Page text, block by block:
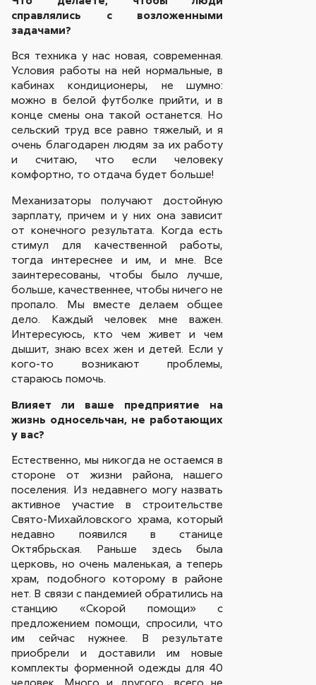
справлялись с возложенными
задачами?
Вся техника у нас новая, современная.
Условия работы на ней нормальные, в
кабинах кондиционеры, не шумно:
можно в белой футболке прийти, и в
конце смены она такой останется. Но
сельский труд все равно тяжелый, и я
очень благодарен людям за их работу
и считаю, что если человеку
комфортно, то отдача будет больше!
Механизаторы получают достойную
зарплату, причем и у них она зависит
от конечного результата. Когда есть
стимул для качественной работы,
тогда интереснее и им, и мне. Все
заинтересованы, чтобы было лучше,
больше, качественнее, чтобы ничего не
пропало. Мы вместе делаем общее
дело. Каждый человек мне важен.
Интересуюсь, кто чем живет и чем
дышит, знаю всех жен и детей. Если у
кого-то возникают проблемы,
стараюсь помочь.
Влияет ли ваше предприятие на
жизнь односельчан, не работающих
у вас?
Естественно, мы никогда не остаемся в
стороне от жизни района, нашего
поселения. Из недавнего могу назвать
активное участие в строительстве
Свято-Михайловского храма, который
недавно появился в станице
Октябрьская. Раньше здесь была
церковь, но очень маленькая, а теперь
храм, подобного которому в районе
нет. В связи с пандемией обратились на
станцию «Скорой помощи» с
предложением помощи, спросили, что
им сейчас нужнее. В результате
приобрели и доставили им новые
комплекты форменной одежды для 40